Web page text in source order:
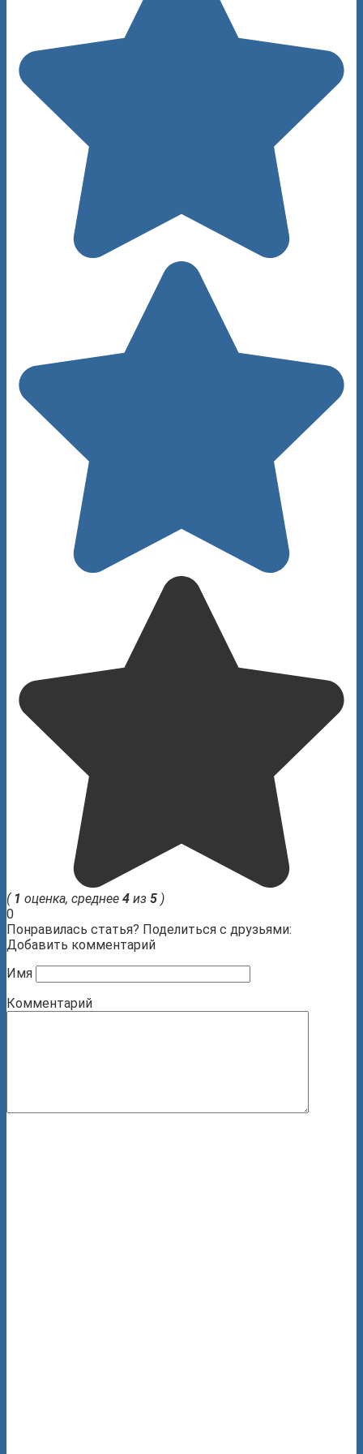
( 1 оценка, среднее 4 из 5 )
0
Понравилась статья? Поделиться с друзьями:
Добавить комментарий
Имя
Комментарий